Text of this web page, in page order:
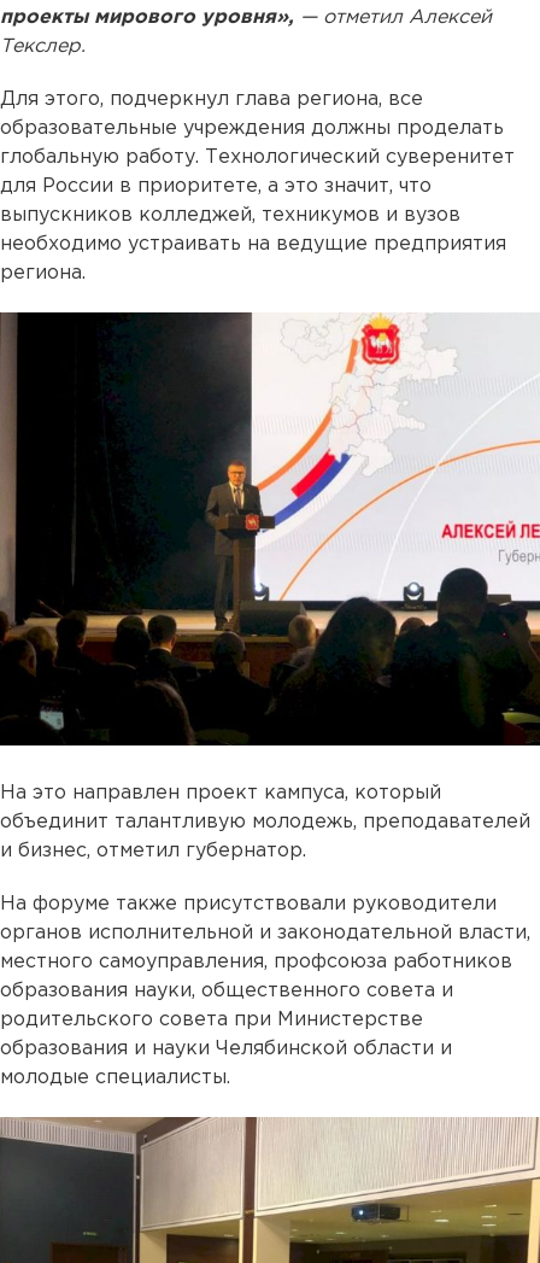
проекты мирового уровня», — отметил Алексей
Текслер.
Для этого, подчеркнул глава региона, все
образовательные учреждения должны проделать
глобальную работу. Технологический суверенитет
для России в приоритете, а это значит, что
выпускников колледжей, техникумов и вузов
необходимо устраивать на ведущие предприятия
региона.
На это направлен проект кампуса, который
объединит талантливую молодежь, преподавателей
и бизнес, отметил губернатор.
На форуме также присутствовали руководители
органов исполнительной и законодательной власти,
местного самоуправления, профсоюза работников
образования науки, общественного совета и
родительского совета при Министерстве
образования и науки Челябинской области и
молодые специалисты.